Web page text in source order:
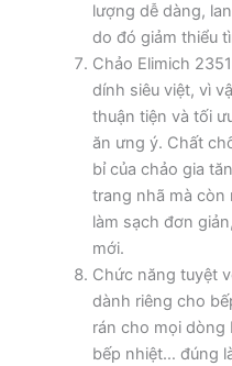
lượng dễ dàng,
do đó giảm thiểu
Chảo Elimich
dính siêu việt, vì
thuận tiện và tối
ăn ưng ý. Chất
bỉ của chảo gia
trang nhã mà còn
làm sạch đơn
mới.
Chức năng tuyệt
dành riêng cho
rán cho mọi dòng
bếp nhiệt… đúng